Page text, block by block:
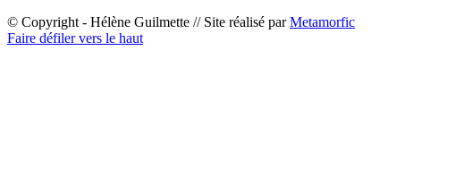
© Copyright - Hélène Guilmette // Site réalisé parMetamorfic
Faire défiler vers le haut